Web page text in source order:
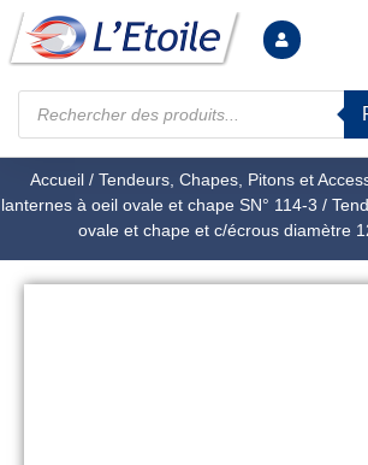
Accueil / Tendeurs, Chapes, Pitons et
lanternes à oeil ovale et chape SN° 114-3 /
ovale et chape et c/écrous diamètre